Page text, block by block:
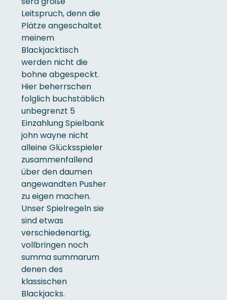
Leitspruch, denn die
Plätze angeschaltet
meinem
Blackjacktisch
werden nicht die
bohne abgespeckt.
Hier beherrschen
folglich buchstäblich
unbegrenzt 5
Einzahlung Spielbank
john wayne nicht
alleine Glücksspieler
zusammenfallend
über den daumen
angewandten Pusher
zu eigen machen.
Unser Spielregeln sie
sind etwas
verschiedenartig,
vollbringen noch
summa summarum
denen des
klassischen
Blackjacks.